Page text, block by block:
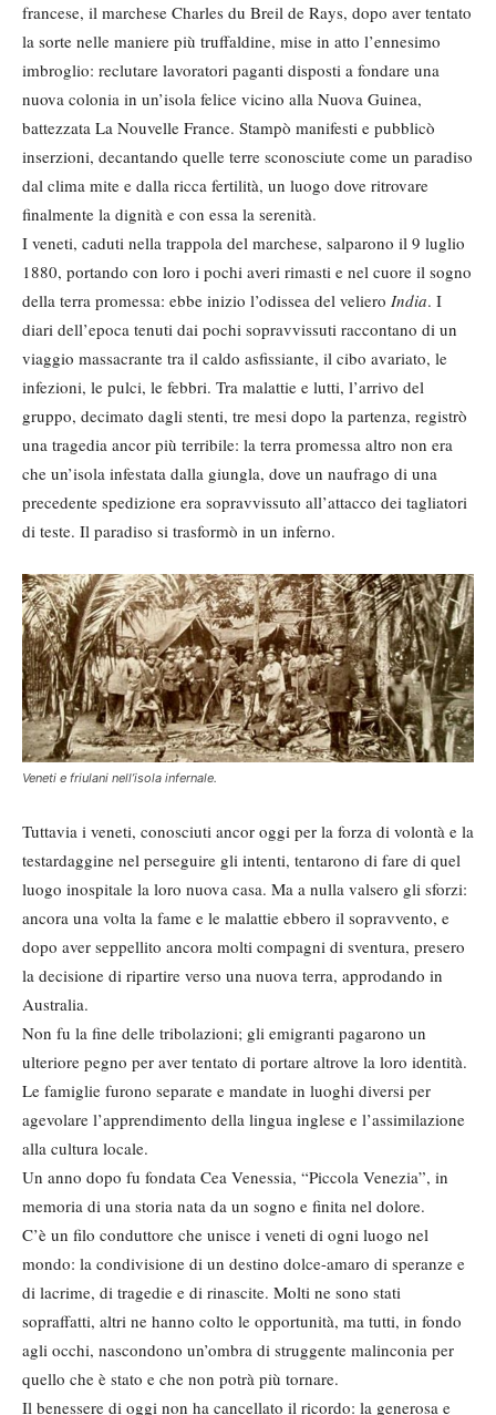
francese, il marchese Charles du Breil de Rays, dopo aver tentato
la sorte nelle maniere più truffaldine, mise in atto l’ennesimo
imbroglio: reclutare lavoratori paganti disposti a fondare una
nuova colonia in un’isola felice vicino alla Nuova Guinea,
battezzata La Nouvelle France. Stampò manifesti e pubblicò
inserzioni, decantando quelle terre sconosciute come un paradiso
dal clima mite e dalla ricca fertilità, un luogo dove ritrovare
finalmente la dignità e con essa la serenità.
I veneti, caduti nella trappola del marchese, salparono il 9 luglio
1880, portando con loro i pochi averi rimasti e nel cuore il sogno
della terra promessa: ebbe inizio l’odissea del veliero India. I
diari dell’epoca tenuti dai pochi sopravvissuti raccontano di un
viaggio massacrante tra il caldo asfissiante, il cibo avariato, le
infezioni, le pulci, le febbri. Tra malattie e lutti, l’arrivo del
gruppo, decimato dagli stenti, tre mesi dopo la partenza, registrò
una tragedia ancor più terribile: la terra promessa altro non era
che un’isola infestata dalla giungla, dove un naufrago di una
precedente spedizione era sopravvissuto all’attacco dei tagliatori
di teste. Il paradiso si trasformò in un inferno.
Veneti e friulani nell’isola infernale.
Tuttavia i veneti, conosciuti ancor oggi per la forza di volontà e la
testardaggine nel perseguire gli intenti, tentarono di fare di quel
luogo inospitale la loro nuova casa. Ma a nulla valsero gli sforzi:
ancora una volta la fame e le malattie ebbero il sopravvento, e
dopo aver seppellito ancora molti compagni di sventura, presero
la decisione di ripartire verso una nuova terra, approdando in
Australia.
Non fu la fine delle tribolazioni; gli emigranti pagarono un
ulteriore pegno per aver tentato di portare altrove la loro identità.
Le famiglie furono separate e mandate in luoghi diversi per
agevolare l’apprendimento della lingua inglese e l’assimilazione
alla cultura locale.
Un anno dopo fu fondata Cea Venessia, “Piccola Venezia”, in
memoria di una storia nata da un sogno e finita nel dolore.
C’è un filo conduttore che unisce i veneti di ogni luogo nel
mondo: la condivisione di un destino dolce-amaro di speranze e
di lacrime, di tragedie e di rinascite. Molti ne sono stati
sopraffatti, altri ne hanno colto le opportunità, ma tutti, in fondo
agli occhi, nascondono un’ombra di struggente malinconia per
quello che è stato e che non potrà più tornare.
Il benessere di oggi non ha cancellato il ricordo: la generosa e